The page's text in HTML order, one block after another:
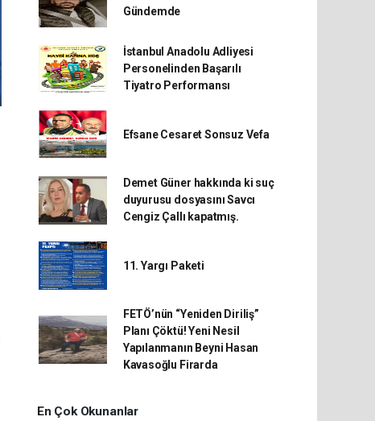
Gündemde
İstanbul Anadolu Adliyesi
Personelinden Başarılı
Tiyatro Performansı
Efsane Cesaret Sonsuz Vefa
Demet Güner hakkında ki suç
duyurusu dosyasını Savcı
Cengiz Çallı kapatmış.
11. Yargı Paketi
FETÖ’nün “Yeniden Diriliş”
Planı Çöktü! Yeni Nesil
Yapılanmanın Beyni Hasan
Kavasoğlu Firarda
En Çok Okunanlar